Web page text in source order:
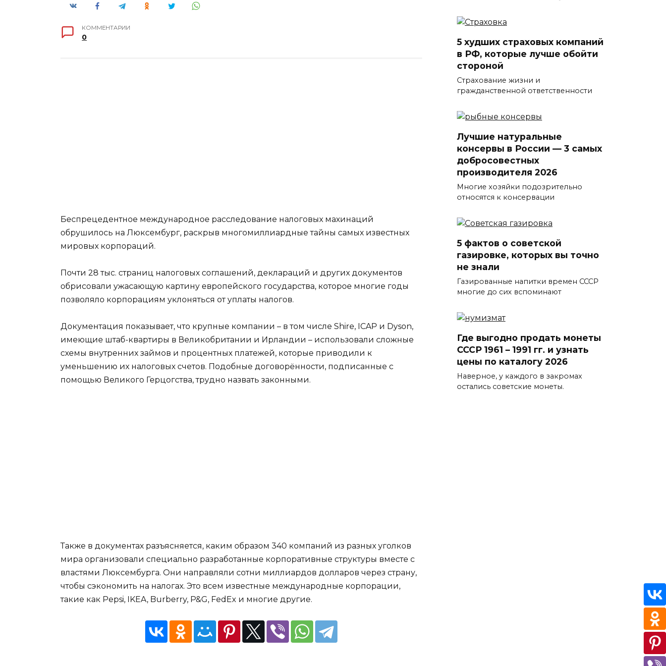
КОММЕНТАРИИ
0
Беспрецедентное международное расследование налоговых махинаций
обрушилось на Люксембург, раскрыв многомиллиардные тайны самых известных
мировых корпораций.
Почти 28 тыс. страниц налоговых соглашений, деклараций и других документов
обрисовали ужасающую картину европейского государства, которое многие годы
позволяло корпорациям уклоняться от уплаты налогов.
Документация показывает, что крупные компании – в том числе Shire, ICAP и Dyson,
имеющие штаб-квартиры в Великобритании и Ирландии – использовали сложные
схемы внутренних займов и процентных платежей, которые приводили к
уменьшению их налоговых счетов. Подобные договорённости, подписанные с
помощью Великого Герцогства, трудно назвать законными.
Также в документах разъясняется, каким образом 340 компаний из разных уголков
мира организовали специально разработанные корпоративные структуры вместе с
властями Люксембурга. Они направляли сотни миллиардов долларов через страну,
чтобы сэкономить на налогах. Это всем известные международные корпорации,
такие как Pepsi, IKEA, Burberry, P&G, FedEx и многие другие.
5 худших страховых компаний
в РФ, которые лучше обойти
стороной
Страхование жизни и
гражданственной ответственности
Лучшие натуральные
консервы в России — 3 самых
добросовестных
производителя 2026
Многие хозяйки подозрительно
относятся к консервации
5 фактов о советской
газировке, которых вы точно
не знали
Газированные напитки времен СССР
многие до сих вспоминают
Где выгодно продать монеты
СССР 1961 – 1991 гг. и узнать
цены по каталогу 2026
Наверное, у каждого в закромах
остались советские монеты.